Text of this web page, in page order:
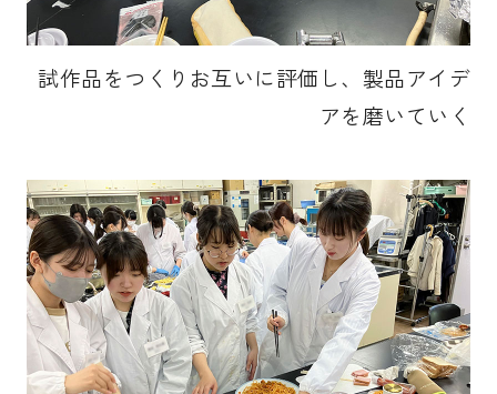
試作品をつくりお互いに評価し、製品アイデ
アを磨いていく